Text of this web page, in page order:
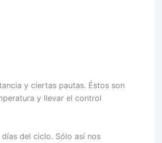
y ciertas pautas. Éstos son
y llevar el control
del ciclo. Sólo así nos